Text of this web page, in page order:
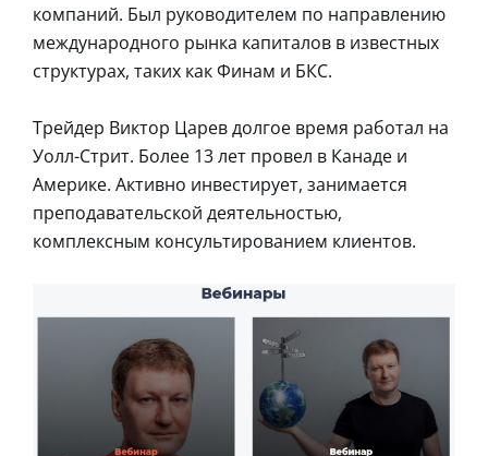
компаний. Был руководителем по направлению
международного рынка капиталов в известных
структурах, таких как Финам и БКС.
Трейдер Виктор Царев долгое время работал на
Уолл-Стрит. Более 13 лет провел в Канаде и
Америке. Активно инвестирует, занимается
преподавательской деятельностью,
комплексным консультированием клиентов.